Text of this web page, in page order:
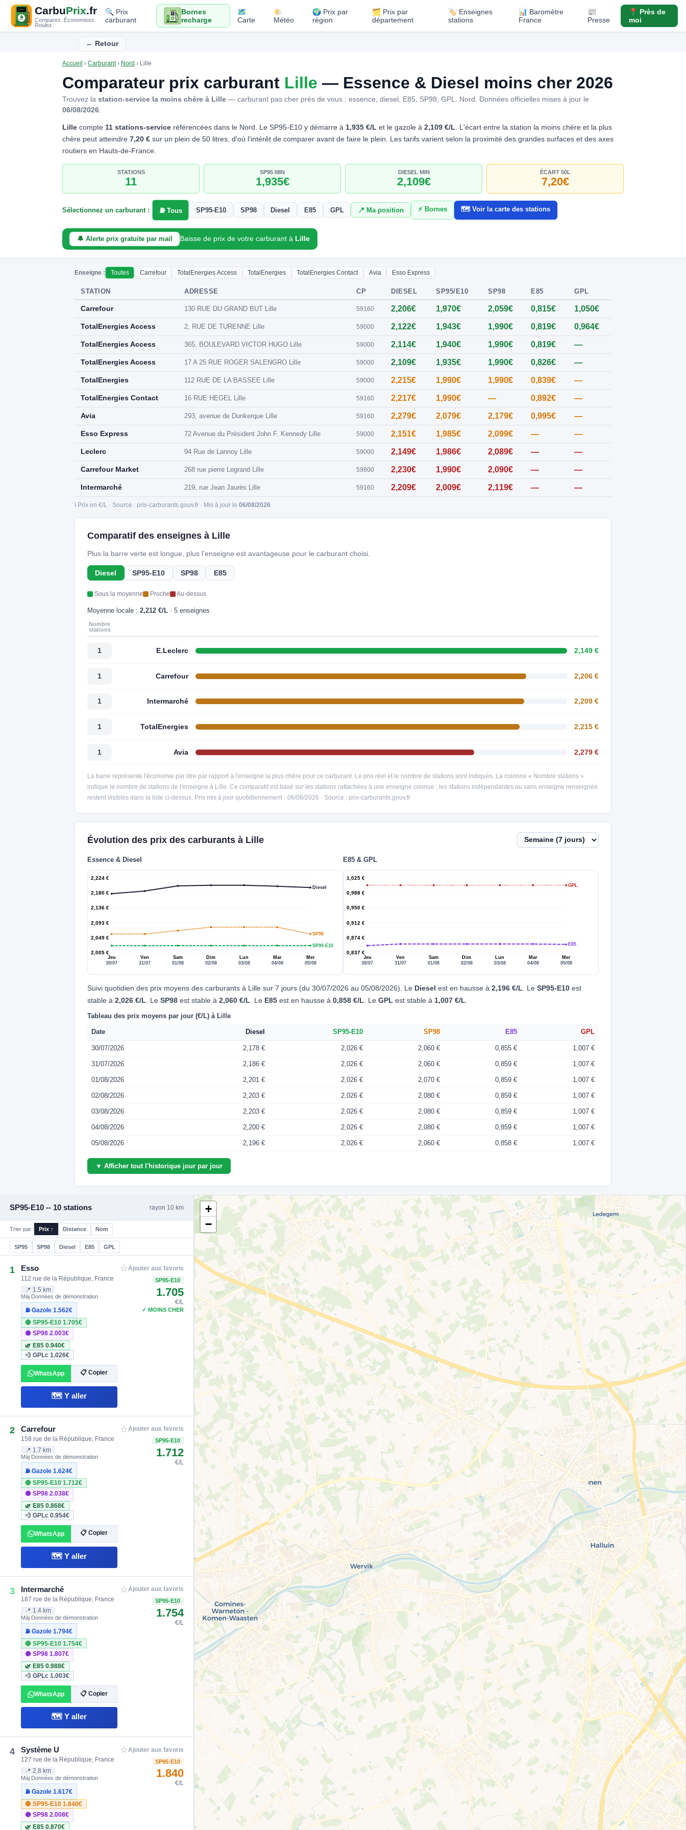
CarbuPrix.fr
Comparez. Économisez.
Roulez.
🔍 Prix
carburant
Bornes
recharge
🗺️
Carte
🌤️
Météo
🌍 Prix par
région
🗂️ Prix par
département
🏷️ Enseignes
stations
📊 Baromètre
France
📰
Presse
📍 Près de
moi
← Retour
Accueil › Carburant› Nord › Lille
Comparateur prix carburant Lille — Essence & Diesel moins cher 2026
Trouvez la station-service la moins chère à Lille — carburant pas cher près de vous : essence, diesel, E85, SP98, GPL. Nord. Données officielles mises à jour le
06/08/2026
Lille compte 11 stations-service référencées dans le Nord. Le SP95-E10 y démarre à 1,935 €/L et le gazole à 2,109 €/L . L'écart entre la station la moins chère et la plus
chère peut atteindre 7,20 € sur un plein de 50 litres, d'où l'intérêt de comparer avant de faire le plein. Les tarifs varient selon la proximité des grandes surfaces et des axes
routiers en Hauts-de-France.
STATIONS
11
SP95 MIN
1,935€
DIESEL MIN
2,109€
ÉCART 50L
7,20€
Sélectionnez un carburant : ⛽ Tous SP95-E10 SP98 Diesel E85 GPL 📍 Ma position ⚡ Bornes 🗺️ Voir la carte des stations
🔔 Alerte prix gratuite par mail Baisse de prix de votre carburant à Lille
Enseigne : Toutes Carrefour TotalEnergies Access TotalEnergies TotalEnergies Contact Avia Esso Express
STATION ADRESSE CP DIESEL SP95/E10 SP98 E85 GPL
Carrefour 130 RUE DU GRAND BUT Lille 59160 2,206€ 1,970€ 2,059€ 0,815€ 1,050€
TotalEnergies Access 2, RUE DE TURENNE Lille 59000 2,122€ 1,943€ 1,990€ 0,819€ 0,964€
TotalEnergies Access 365, BOULEVARD VICTOR HUGO Lille 59000 2,114€ 1,940€ 1,990€ 0,819€ —
TotalEnergies Access 17 A 25 RUE ROGER SALENGRO Lille 59000 2,109€ 1,935€ 1,990€ 0,826€ —
TotalEnergies 112 RUE DE LA BASSEE Lille 59000 2,215€ 1,990€ 1,990€ 0,839€ —
TotalEnergies Contact 16 RUE HEGEL Lille 59160 2,217€ 1,990€ — 0,892€ —
Avia 293, avenue de Dunkerque Lille 59160 2,279€ 2,079€ 2,179€ 0,995€ —
Esso Express 72 Avenue du Président John F. Kennedy Lille 59000 2,151€ 1,985€ 2,099€ — —
Leclerc 94 Rue de Lannoy Lille 59000 2,149€ 1,986€ 2,089€ — —
Carrefour Market 268 rue pierre Legrand Lille 59800 2,230€ 1,990€ 2,090€ — —
Intermarché 219, rue Jean Jaurès Lille 59160 2,209€ 2,009€ 2,119€ — —
ℹ️ Prix en €/L · Source : prix-carburants.gouv.fr · Mis à jour le 06/08/2026
Comparatif des enseignes à Lille
Plus la barre verte est longue, plus l'enseigne est avantageuse pour le carburant choisi.
Diesel SP95-E10 SP98 E85
Sous la moyenne Proche Au-dessus
Moyenne locale : 2,212 €/L · 5 enseignes
Nombre
stations
1 E.Leclerc 2,149 €
1 Carrefour 2,206 €
1 Intermarché 2,209 €
1 TotalEnergies 2,215 €
1 Avia 2,279 €
La barre représente l'économie par litre par rapport à l'enseigne la plus chère pour ce carburant. Le prix réel et le nombre de stations sont indiqués. La colonne « Nombre stations »
indique le nombre de stations de l'enseigne à Lille. Ce comparatif est basé sur les stations rattachées à une enseigne connue ; les stations indépendantes ou sans enseigne renseignée
restent visibles dans la liste ci-dessus. Prix mis à jour quotidiennement · 06/08/2026 · Source : prix-carburants.gouv.fr
Évolution des prix des carburants à Lille
Essence & Diesel
2,005 €
2,049 €
2,093 €
2,136 €
2,180 €
2,224 €
Jeu
30/07
Ven
31/07
Sam
01/08
Dim
02/08
Lun
03/08
Mar
04/08
Mer
05/08
Diesel
SP95-E10
SP98
E85 & GPL
0,837 €
0,874 €
0,912 €
0,950 €
0,988 €
1,025 €
Jeu
30/07
Ven
31/07
Sam
01/08
Dim
02/08
Lun
03/08
Mar
04/08
Mer
05/08
E85
GPL
Suivi quotidien des prix moyens des carburants à Lille sur 7 jours (du 30/07/2026 au 05/08/2026). Le Diesel est en hausse à 2,196 €/L . Le SP95-E10 est
stable à 2,026 €/L . Le SP98 est stable à 2,060 €/L . Le E85 est en hausse à 0,858 €/L . Le GPL est stable à 1,007 €/L
Tableau des prix moyens par jour (€/L) à Lille
Date Diesel SP95-E10 SP98 E85 GPL
30/07/2026 2,178 € 2,026 € 2,060 € 0,855 € 1,007 €
31/07/2026 2,186 € 2,026 € 2,060 € 0,859 € 1,007 €
01/08/2026 2,201 € 2,026 € 2,070 € 0,859 € 1,007 €
02/08/2026 2,203 € 2,026 € 2,080 € 0,859 € 1,007 €
03/08/2026 2,203 € 2,026 € 2,080 € 0,859 € 1,007 €
04/08/2026 2,200 € 2,026 € 2,080 € 0,859 € 1,007 €
05/08/2026 2,196 € 2,026 € 2,060 € 0,858 € 1,007 €
▼ Afficher tout l'historique jour par jour
SP95-E10 -- 10 stations rayon 10 km
Trier par : Prix ↑ Distance Nom
SP95 SP98 Diesel E85 GPL
1 Esso
112 rue de la République, France
📍 1.5 km
Màj Données de démonstration
⛽ Gazole1.562€
🔴 SP95-E101.705€
🟣 SP982.003€
🌿 E850.940€
💨 GPLc1.026€
WhatsApp 📋 Copier
🗺️ Y aller
☆Ajouter aux favoris
SP95-E10
1.705
€/L
✓ MOINS CHER
2 Carrefour
158 rue de la République, France
📍 1.7 km
Màj Données de démonstration
⛽ Gazole1.624€
🔴 SP95-E101.712€
🟣 SP982.038€
🌿 E850.868€
💨 GPLc0.954€
WhatsApp 📋 Copier
🗺️ Y aller
☆Ajouter aux favoris
SP95-E10
1.712
€/L
3 Intermarché
187 rue de la République, France
📍 1.4 km
Màj Données de démonstration
⛽ Gazole1.794€
🔴 SP95-E101.754€
🟣 SP981.807€
🌿 E850.988€
💨 GPLc1.003€
WhatsApp 📋 Copier
🗺️ Y aller
☆Ajouter aux favoris
SP95-E10
1.754
€/L
4 Système U
127 rue de la République, France
📍 2.8 km
Màj Données de démonstration
⛽ Gazole1.617€
🔴 SP95-E101.840€
🟣 SP982.008€
🌿 E850.870€
☆Ajouter aux favoris
SP95-E10
1.840
€/L
+
−